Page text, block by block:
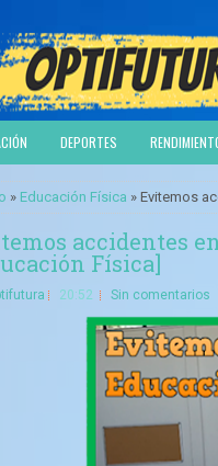
DEPORTES
» Educación Física » Evitemos
accidentes
Física]
20:52 Sin comentarios